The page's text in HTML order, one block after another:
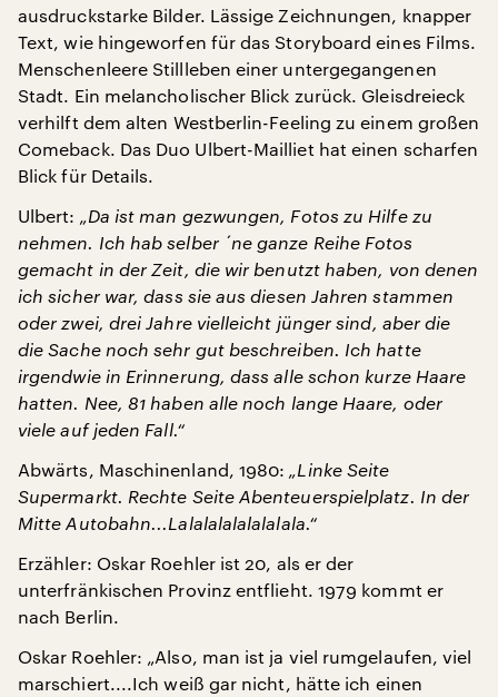
ausdruckstarke Bilder. Lässige Zeichnungen, knapper
Text, wie hingeworfen für das Storyboard eines Films.
Menschenleere Stillleben einer untergegangenen
Stadt. Ein melancholischer Blick zurück. Gleisdreieck
verhilft dem alten Westberlin-Feeling zu einem großen
Comeback. Das Duo Ulbert-Mailliet hat einen scharfen
Blick für Details.
Ulbert: „Da ist man gezwungen, Fotos zu Hilfe zu
nehmen. Ich hab selber ´ne ganze Reihe Fotos
gemacht in der Zeit, die wir benutzt haben, von denen
ich sicher war, dass sie aus diesen Jahren stammen
oder zwei, drei Jahre vielleicht jünger sind, aber die
die Sache noch sehr gut beschreiben. Ich hatte
irgendwie in Erinnerung, dass alle schon kurze Haare
hatten. Nee, 81 haben alle noch lange Haare, oder
viele auf jeden Fall.“
Abwärts, Maschinenland, 1980: „Linke Seite
Supermarkt. Rechte Seite Abenteuerspielplatz. In der
Mitte Autobahn...Lalalalalalalalala.“
Erzähler: Oskar Roehler ist 20, als er der
unterfränkischen Provinz entflieht. 1979 kommt er
nach Berlin.
Oskar Roehler: „Also, man ist ja viel rumgelaufen, viel
marschiert....Ich weiß gar nicht, hätte ich einen